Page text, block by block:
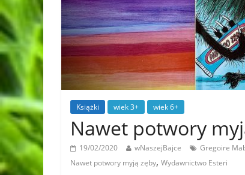
Książki wiek 3+ wiek 6+
Nawet potwory
19/02/2020 wNaszejBajce Gregoire
Nawet potwory myją zęby, Wydawnictwo Esteri